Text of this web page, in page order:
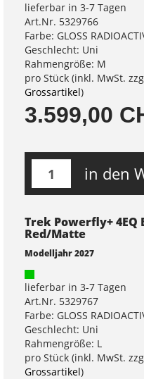
lieferbar in 3-7 Tagen
Art.Nr. 5329766
Farbe: GLOSS
Geschlecht: Uni
Rahmengröße: M
pro Stück (inkl. MwSt.
Grossartikel)
3.599,00
in den
Trek Powerfly+ 4EQ
Red/Matte
Modelljahr 2027
lieferbar in 3-7 Tagen
Art.Nr. 5329767
Farbe: GLOSS
Geschlecht: Uni
Rahmengröße: L
pro Stück (inkl. MwSt.
Grossartikel)